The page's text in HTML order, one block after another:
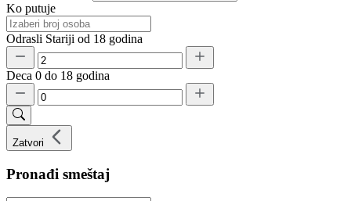
Ko putuje
Odrasli Stariji od 18 godina
Deca 0 do 18 godina
Zatvori
Pronađi smeštaj